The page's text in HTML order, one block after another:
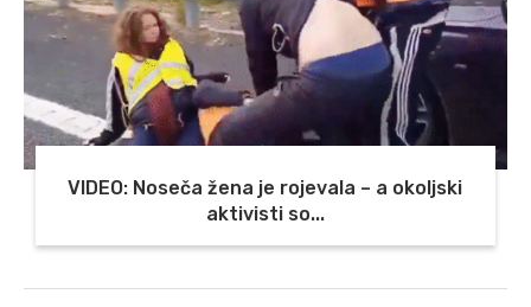
VIDEO: Noseča žena je rojevala – a okoljski
aktivisti so...